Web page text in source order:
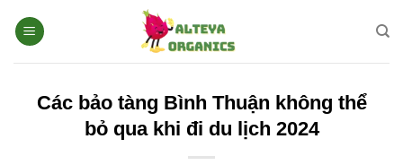
đến
Các bảo tàng Bình Thuận không thể
bỏ qua khi đi du lịch 2024